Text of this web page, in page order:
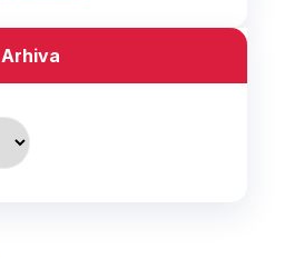
Arhiva